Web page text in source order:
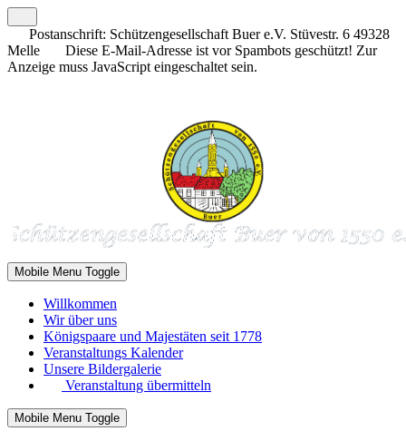
Postanschrift: Schützengesellschaft Buer e.V. Stüvestr. 6 49328
Melle
Diese E-Mail-Adresse ist vor Spambots geschützt! Zur
Anzeige muss JavaScript eingeschaltet sein.
Mobile Menu Toggle
Willkommen
Wir über uns
Königspaare und Majestäten seit 1778
Veranstaltungs Kalender
Unsere Bildergalerie
Veranstaltung übermitteln
Mobile Menu Toggle